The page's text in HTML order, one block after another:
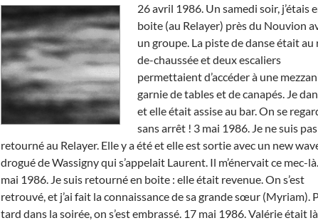
26 avril 1986. Un samedi soir, j’étais
boite (au Relayer) près du Nouvion
un groupe. La piste de danse était au
de-chaussée et deux escaliers
permettaient d’accéder à une
garnie de tables et de canapés. Je
et elle était assise au bar. On se
sans arrêt ! 3 mai 1986. Je ne suis pas
retourné au Relayer. Elle y a été et elle est sortie avec un new
drogué de Wassigny qui s’appelait Laurent. Il m’énervait ce mec-
mai 1986. Je suis retourné en boite : elle était revenue. On s’est
retrouvé, et j’ai fait la connaissance de sa grande sœur (Myriam).
tard dans la soirée, on s’est embrassé. 17 mai 1986. Valérie était